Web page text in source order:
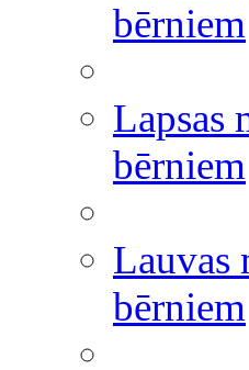
bērniem
Lapsas
bērniem
Lauvas
bērniem